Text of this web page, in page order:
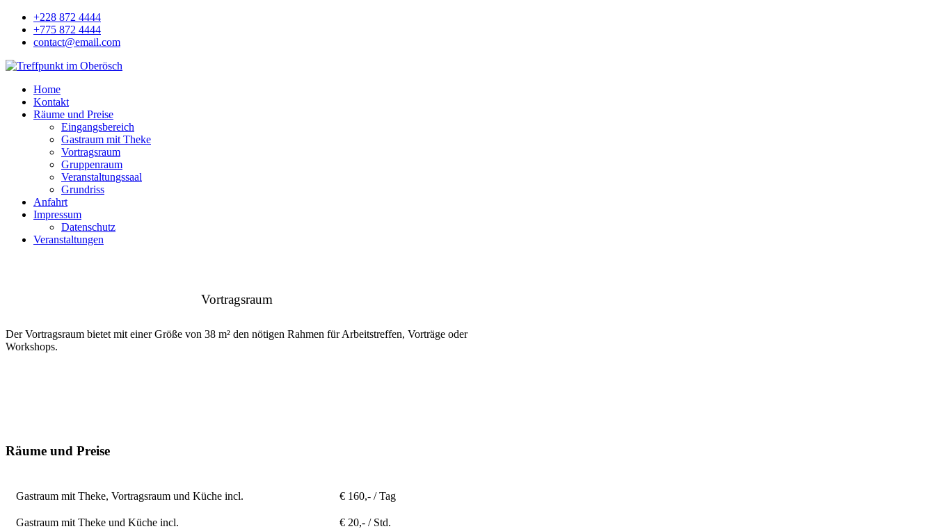
+228 872 4444
+775 872 4444
contact@email.com
Home
Kontakt
Räume und Preise
Eingangsbereich
Gastraum mit Theke
Vortragsraum
Gruppenraum
Veranstaltungssaal
Grundriss
Anfahrt
Impressum
Datenschutz
Veranstaltungen
Vortragsraum
Der Vortragsraum bietet mit einer Größe von 38 m² den nötigen Rahmen für Arbeitstreffen, Vorträge oder
Workshops.
Räume und Preise
Gastraum mit Theke, Vortragsraum und Küche incl. € 160,- / Tag
Gastraum mit Theke und Küche incl. € 20,- / Std.